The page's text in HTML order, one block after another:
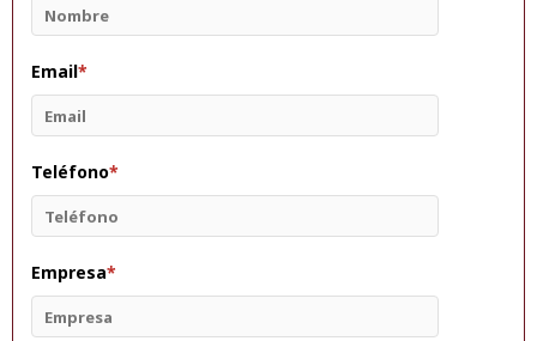
Email*
Teléfono*
Empresa*